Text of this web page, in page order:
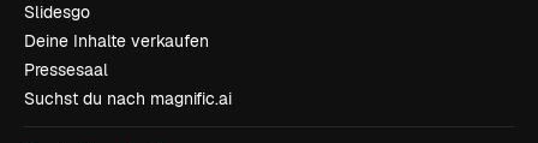
Slidesgo
Deine Inhalte verkaufen
Pressesaal
Suchst du nach magnific.ai